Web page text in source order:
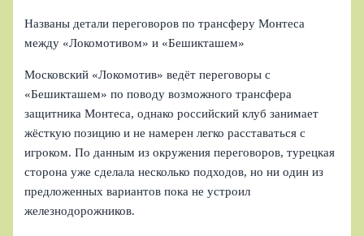
Названы детали переговоров по трансферу Монтеса
между «Локомотивом» и «Бешикташем»
Московский «Локомотив» ведёт переговоры с
«Бешикташем» по поводу возможного трансфера
защитника Монтеса, однако российский клуб занимает
жёсткую позицию и не намерен легко расставаться с
игроком. По данным из окружения переговоров, турецкая
сторона уже сделала несколько подходов, но ни один из
предложенных вариантов пока не устроил
железнодорожников.